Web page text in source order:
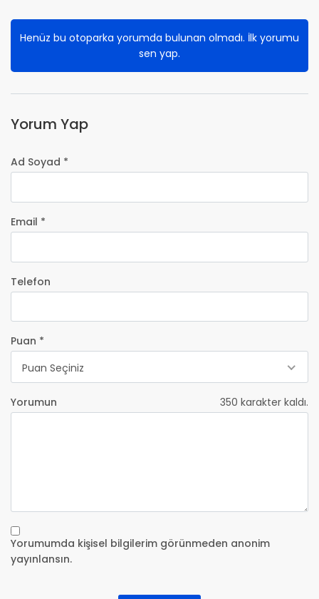
Henüz bu otoparka yorumda bulunan olmadı. İlk yorumu
sen yap.
Yorum Yap
Ad Soyad *
Email *
Telefon
Puan *
Puan Seçiniz
Yorumun 350 karakter kaldı.
Yorumumda kişisel bilgilerim görünmeden anonim
yayınlansın.